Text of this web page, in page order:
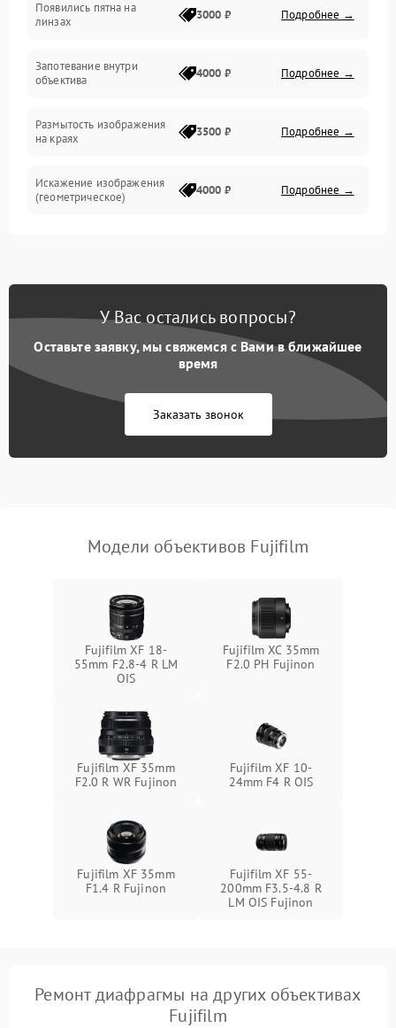
Появились пятна на
линзах
3000 ₽ Подробнее →
Запотевание внутри
объектива
4000 ₽ Подробнее →
Размытость изображения
на краях
3500 ₽ Подробнее →
Искажение изображения
(геометрическое)
4000 ₽ Подробнее →
при всех фокусных
4500 ₽ Подробнее →
У Вас остались вопросы?
Оставьте заявку, мы свяжемся с Вами в ближайшее
время
Заказать звонок
Модели объективов Fujifilm
Fujifilm XF 18-
55mm F2.8-4 R LM
OIS
Fujifilm XC 35mm
F2.0 PH Fujinon
Fujifilm XF 35mm
F2.0 R WR Fujinon
Fujifilm XF 10-
24mm F4 R OIS
Fujifilm XF 35mm
F1.4 R Fujinon
Fujifilm XF 55-
200mm F3.5-4.8 R
LM OIS Fujinon
Ремонт диафрагмы на других объективах
Fujifilm